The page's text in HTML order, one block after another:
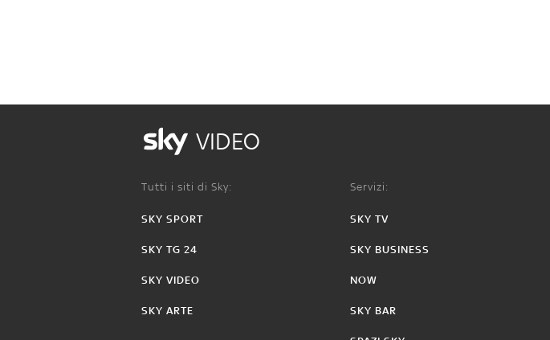
VIDEO
Tutti i siti di Sky:
SKY SPORT
SKY TG 24
SKY VIDEO
SKY ARTE
Servizi:
SKY TV
SKY BUSINESS
NOW
SKY BAR